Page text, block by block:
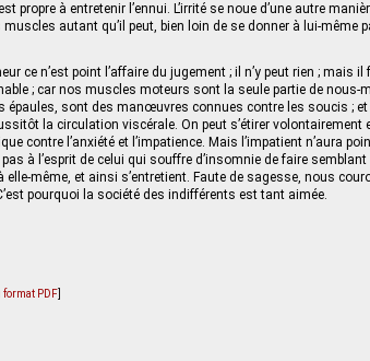
propre à entretenir l’ennui. L’irrité se noue d’une autre
muscles autant qu’il peut, bien loin de se donner à lui-même
ce n’est point l’affaire du jugement ; il n’y peut rien ; mais
; car nos muscles moteurs sont la seule partie de nous-
épaules, sont des manœuvres connues contre les soucis ;
la circulation viscérale. On peut s’étirer volontairement
contre l’anxiété et l’impatience. Mais l’impatient n’aura
à l’esprit de celui qui souffre d’insomnie de faire
elle-même, et ainsi s’entretient. Faute de sagesse, nous
pourquoi la société des indifférents est tant aimée.
PDF